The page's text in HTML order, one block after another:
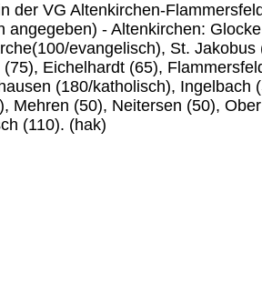
der VG Altenkirchen-
angegeben) - Altenkirchen:
evangelisch), St.
Eichelhardt (65),
(180/katholisch), Ingelbach
Mehren (50), Neitersen (50),
(110). (hak)